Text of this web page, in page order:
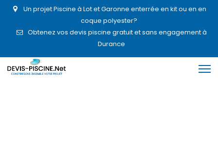
Un projet Piscine à Lot et Garonne enterrée en kit ou en en
coque polyester?
Obtenez vos devis piscine gratuit et sans engagement à
Durance